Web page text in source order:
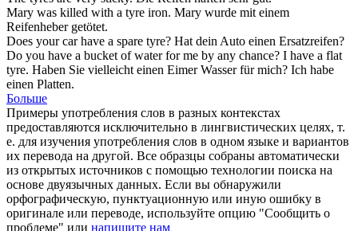
Mary was killed with a tyre iron. Mary wurde mit einem
Reifenheber getötet.
Does your car have a spare tyre? Hat dein Auto einen Ersatzreifen?
Do you have a bucket of water for me by any chance? I have a flat
tyre. Haben Sie vielleicht einen Eimer Wasser für mich? Ich habe
einen Platten.
Больше
Примеры употребления слов в разных контекстах
предоставляются исключительно в лингвистических целях, т.
е. для изучения употребления слов в одном языке и вариантов
их перевода на другой. Все образцы собраны автоматически
из открытых источников с помощью технологии поиска на
основе двуязычных данных. Если вы обнаружили
орфографическую, пунктуационную или иную ошибку в
оригинале или переводе, используйте опцию "Сообщить о
проблеме" или напишите нам